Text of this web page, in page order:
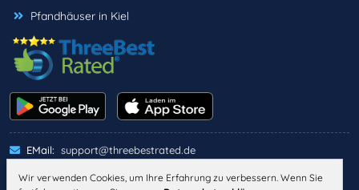
Pfandhäuser in Kiel
EMail: support@threebestrated.de
Wir verwenden Cookies, um Ihre Erfahrung zu verbessern. Wenn Sie